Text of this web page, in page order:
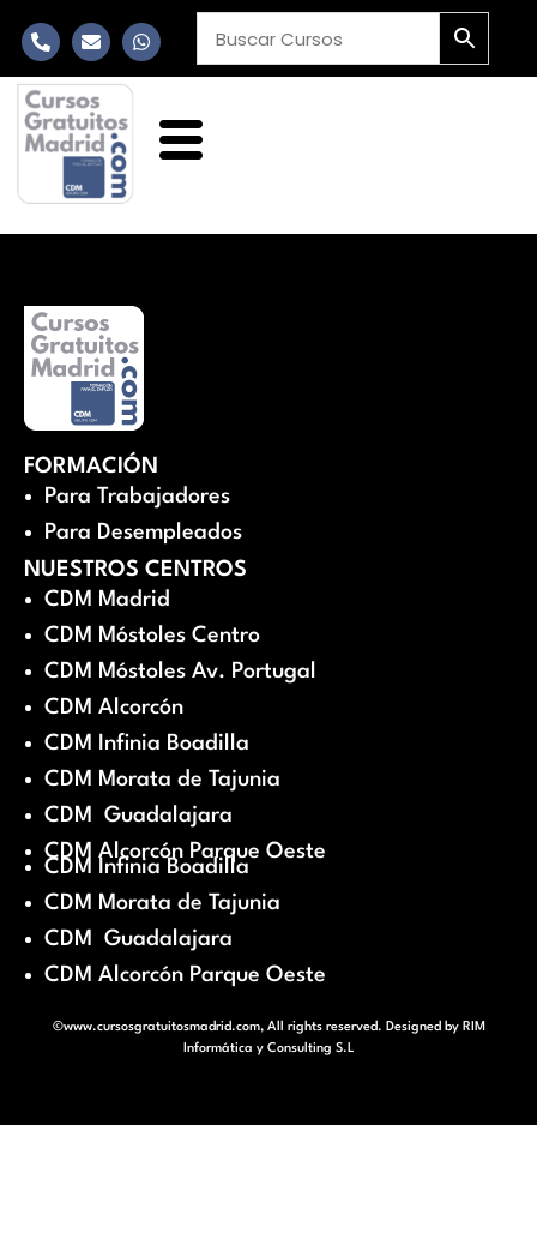
FORMACIÓN
Para Trabajadores
Para Desempleados
NUESTROS CENTROS
CDM Madrid
CDM Móstoles Centro
CDM Móstoles Av. Portugal
CDM Alcorcón
CDM Infinia Boadilla
CDM Morata de Tajunia
CDM Guadalajara
CDM Alcorcón Parque Oeste
CDM Infinia Boadilla
CDM Morata de Tajunia
CDM Guadalajara
CDM Alcorcón Parque Oeste
©www.cursosgratuitosmadrid.com, All rights reserved. Designed by RIM
Informática y Consulting S.L